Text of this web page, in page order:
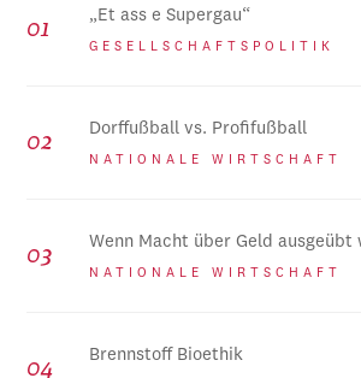
„Et ass e Supergau“
GESELLSCHAFTSPOLITIK
Dorffußball vs. Profifußball
NATIONALE WIRTSCHAFT
Wenn Macht über Geld ausgeübt
NATIONALE WIRTSCHAFT
Brennstoff Bioethik